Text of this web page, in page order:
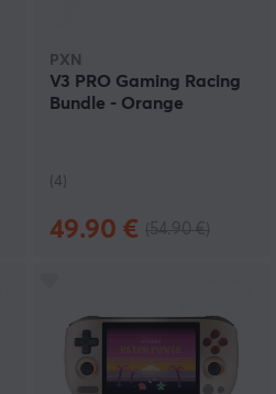
PXN
V3 PRO Gaming Racing
Bundle - Orange
(4)
49.90 €